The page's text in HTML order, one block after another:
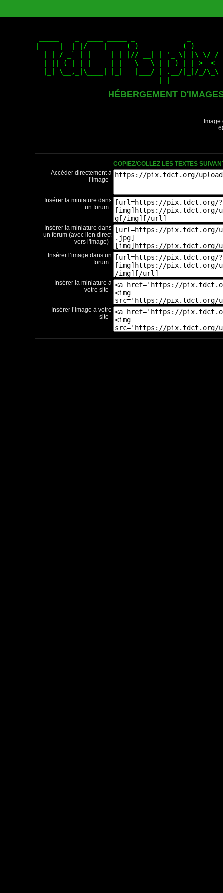
HÉBERGEMENT
COPIEZ/COLLEZ LES TEXTES
Accéder directement à
l’image :
Insérer la miniature dans
un forum :
Insérer la miniature dans
un forum (avec lien direct
vers l'image) :
Insérer l’image dans un
forum :
Insérer la miniature à
votre site :
Insérer l’image à votre
site :